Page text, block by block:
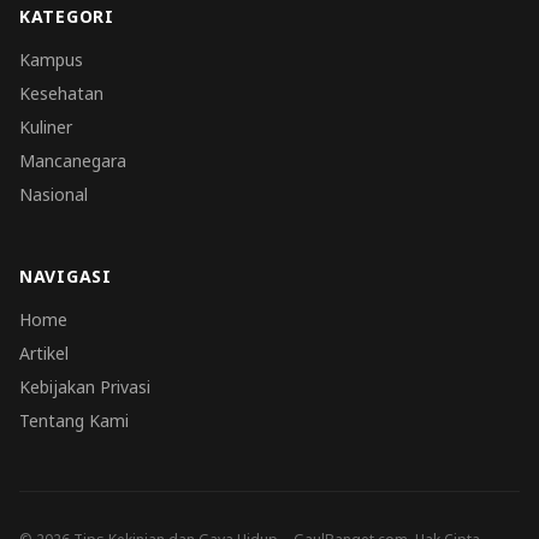
KATEGORI
Kampus
Kesehatan
Kuliner
Mancanegara
Nasional
NAVIGASI
Home
Artikel
Kebijakan Privasi
Tentang Kami